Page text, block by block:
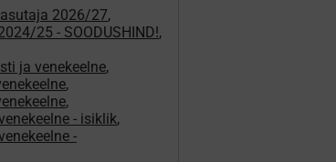
2026/27,
25 - SOODUSHIND!,
ja venekeelne,
,
,
- isiklik,
-